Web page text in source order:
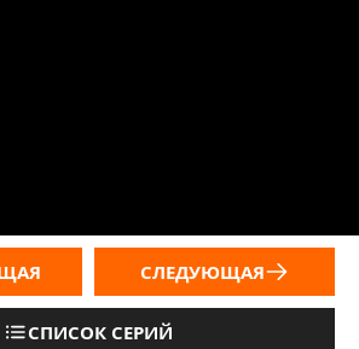
СПИСОК СЕРИЙ
СЛЕДУЮЩАЯ